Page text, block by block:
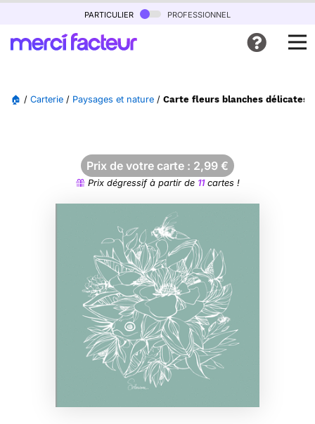
particulier professionnel
🏠 / Carterie / Paysages et nature / Carte fleurs blanches délicates
Prix de votre carte : 2,99 €
Prix dégressif à partir de 11cartes !